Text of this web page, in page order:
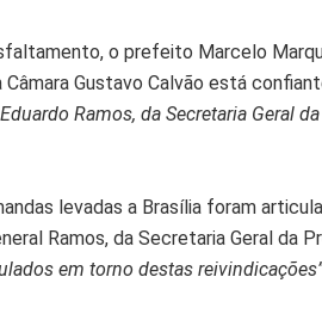
o prefeito Marcelo
Gustavo Calvão está
Ramos, da Secretaria Geral
levadas a Brasília foram
Ramos, da Secretaria Geral da
em torno destas